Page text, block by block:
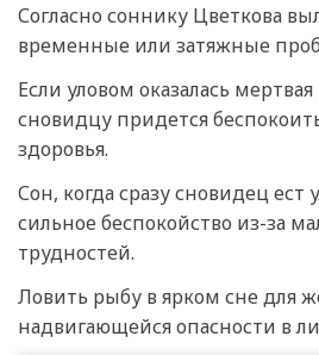
Согласно соннику Цветкова
временные или затяжные
Если уловом оказалась
сновидцу придется
здоровья.
Сон, когда сразу сновидец ест
сильное беспокойство из-за
трудностей.
Ловить рыбу в ярком сне
надвигающейся опасности в